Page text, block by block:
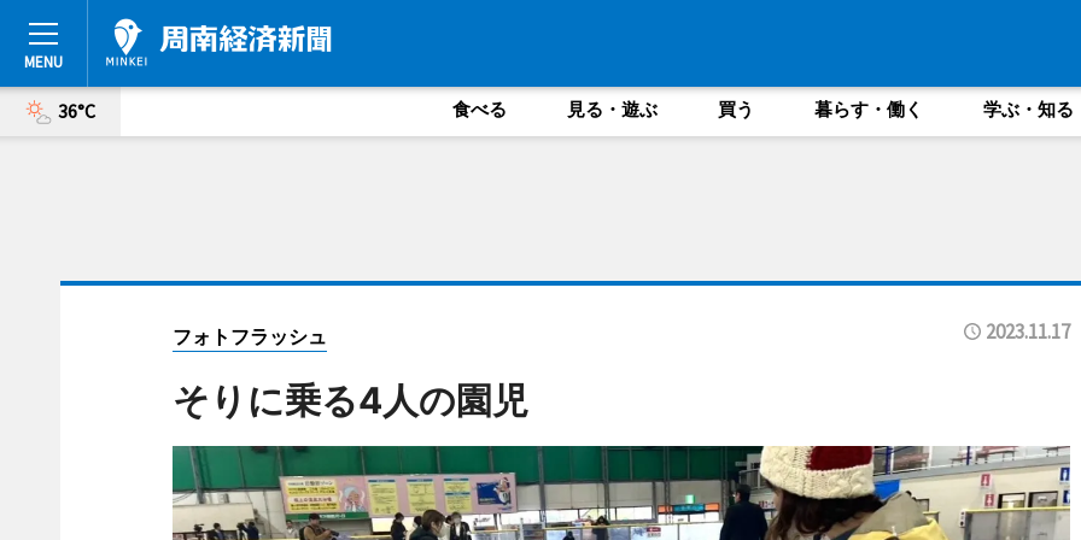
36°C 食べる 見る・遊ぶ 買う 暮らす・働く 学ぶ・知る
フォトフラッシュ 2023.11.17
そりに乗る4人の園児